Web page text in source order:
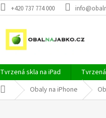
+420 737 774 000
Tvrzená skla na iPad
Domů Obaly na iPhone